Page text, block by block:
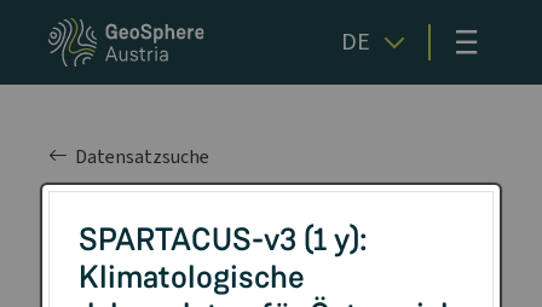
DE ≡
Datensatzsuche
SPARTACUS-v3 (1 y):
Klimatologische